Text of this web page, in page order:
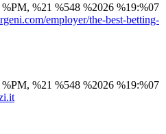
%PM, %21 %548 %2026 %19:%07
employer/the-best-betting-
%PM, %21 %548 %2026 %19:%07